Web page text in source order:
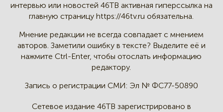
интервью или новостей 46TB активная гиперссылка на
главную страницу https://46tv.ru обязательна.
Мнение редакции не всегда совпадает с мнением
авторов. Заметили ошибку в тексте? Выделите её и
нажмите Ctrl-Enter, чтобы отослать информацию
редактору.
Запись о регистрации СМИ: Эл № ФС77-50890
Сетевое издание 46ТВ зарегистрировано в